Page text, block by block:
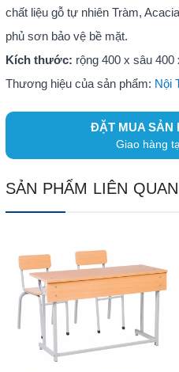
chất liệu gỗ tự nhiên Tràm,
phủ sơn bảo vệ bề mặt.
Kích thước: rộng 400 x sâu 400
Thương hiệu của sản phẩm: Nội
ĐẶT MUA SẢN
Giao hàng
SẢN PHẨM LIÊN QUAN